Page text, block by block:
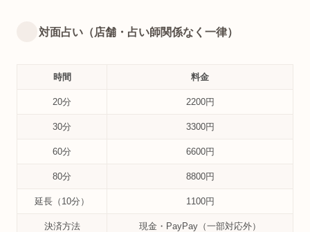
対面占い（店舗・占い師関係なく一律）
時間 料金
20分 2200円
30分 3300円
60分 6600円
80分 8800円
延長（10分） 1100円
決済方法 現金・PayPay（一部対応外）